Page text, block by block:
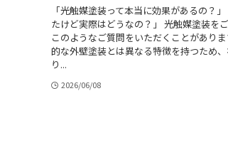
「光触媒塗装って本当に効果があるの？
たけど実際はどうなの？」 光触媒塗装を
このようなご質問をいただくことがあり
的な外壁塗装とは異なる特徴を持つため
り...
2026/06/08